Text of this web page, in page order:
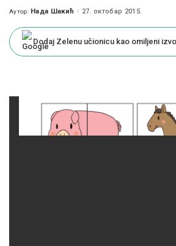
Posted
Аутор: Нада Шакић 27. октобар 2015.
Dodaj Zelenu učionicu kao omiljeni